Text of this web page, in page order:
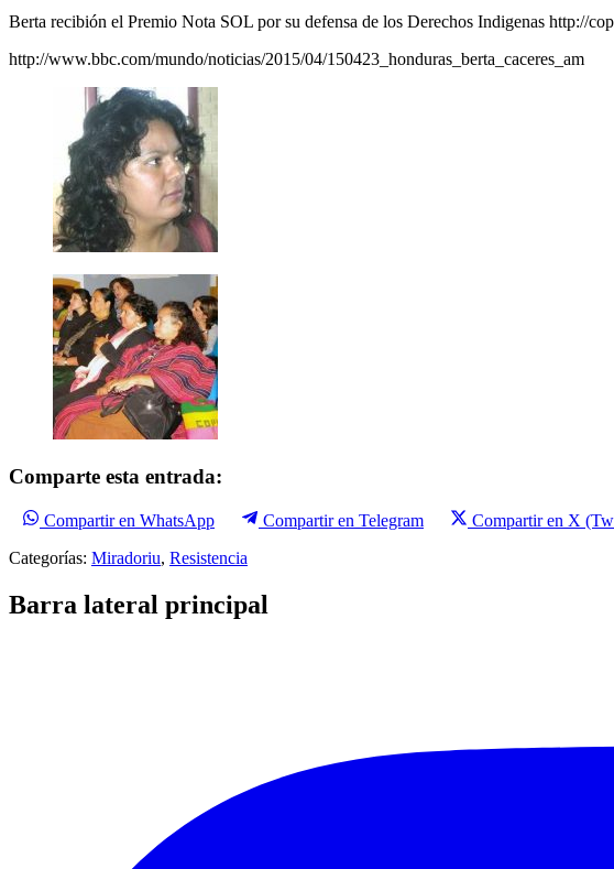
Berta recibión el Premio Nota SOL por su defensa de los Derechos Indigenas http://
http://www.bbc.com/mundo/noticias/2015/04/150423_honduras_berta_caceres_am
Comparte esta entrada:
Compartir en WhatsApp Compartir en Telegram Compartir en X
Categorías: Miradoriu, Resistencia
Barra lateral principal